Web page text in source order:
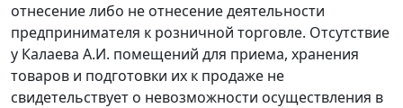
отнесение либо не отнесение деятельности
предпринимателя к розничной торговле. Отсутствие
у Калаева А.И. помещений для приема, хранения
товаров и подготовки их к продаже не
свидетельствует о невозможности осуществления в